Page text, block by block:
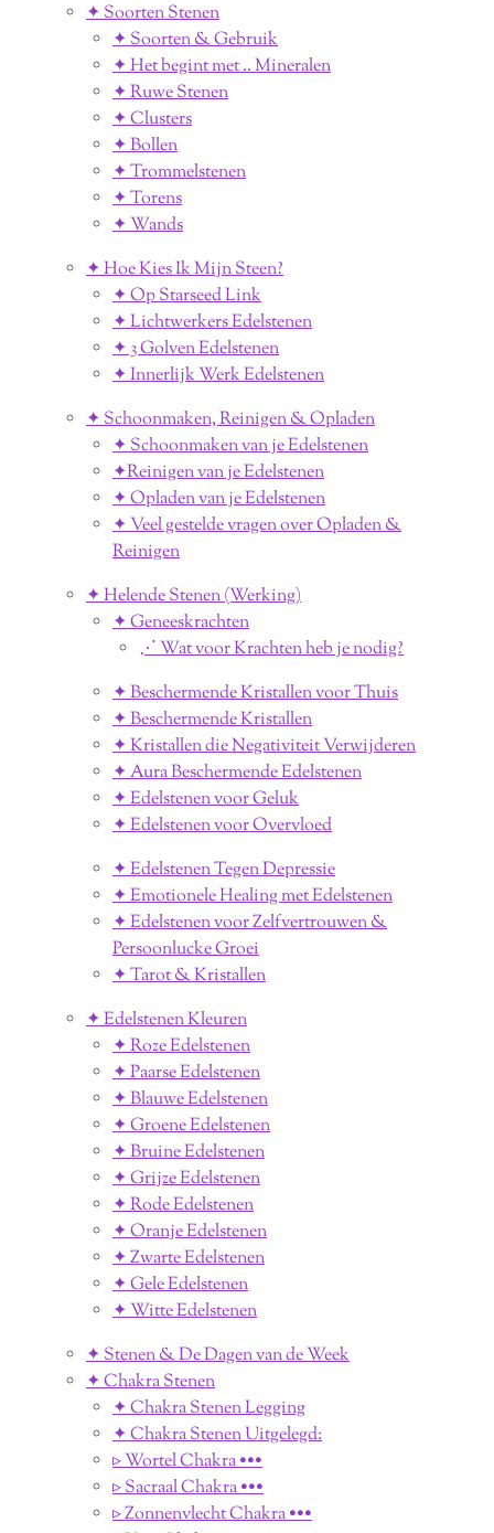
✦ Soorten Stenen
✦ Soorten & Gebruik
✦ Het begint met .. Mineralen
✦ Ruwe Stenen
✦ Clusters
✦ Bollen
✦ Trommelstenen
✦ Torens
✦ Wands
✦ Hoe Kies Ik Mijn Steen?
✦ Op Starseed Link
✦ Lichtwerkers Edelstenen
✦ 3 Golven Edelstenen
✦ Innerlijk Werk Edelstenen
✦ Schoonmaken, Reinigen & Opladen
✦ Schoonmaken van je Edelstenen
✦Reinigen van je Edelstenen
✦ Opladen van je Edelstenen
✦ Veel gestelde vragen over Opladen &
Reinigen
✦ Helende Stenen (Werking)
✦ Geneeskrachten
⋰ Wat voor Krachten heb je nodig?
✦ Beschermende Kristallen voor Thuis
✦ Beschermende Kristallen
✦ Kristallen die Negativiteit Verwijderen
✦ Aura Beschermende Edelstenen
✦ Edelstenen voor Geluk
✦ Edelstenen voor Overvloed
✦ Edelstenen Tegen Depressie
✦ Emotionele Healing met Edelstenen
✦ Edelstenen voor Zelfvertrouwen &
Persoonlucke Groei
✦ Tarot & Kristallen
✦ Edelstenen Kleuren
✦ Roze Edelstenen
✦ Paarse Edelstenen
✦ Blauwe Edelstenen
✦ Groene Edelstenen
✦ Bruine Edelstenen
✦ Grijze Edelstenen
✦ Rode Edelstenen
✦ Oranje Edelstenen
✦ Zwarte Edelstenen
✦ Gele Edelstenen
✦ Witte Edelstenen
✦ Stenen & De Dagen van de Week
✦ Chakra Stenen
✦ Chakra Stenen Legging
✦ Chakra Stenen Uitgelegd:
▹ Wortel Chakra •••
▹ Sacraal Chakra •••
▹ Zonnenvlecht Chakra •••